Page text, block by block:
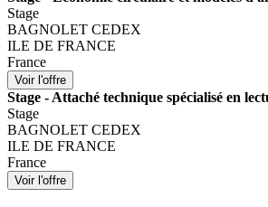
Stage
BAGNOLET CEDEX
ILE DE FRANCE
France
Stage - Attaché technique spécialisé en
Stage
BAGNOLET CEDEX
ILE DE FRANCE
France